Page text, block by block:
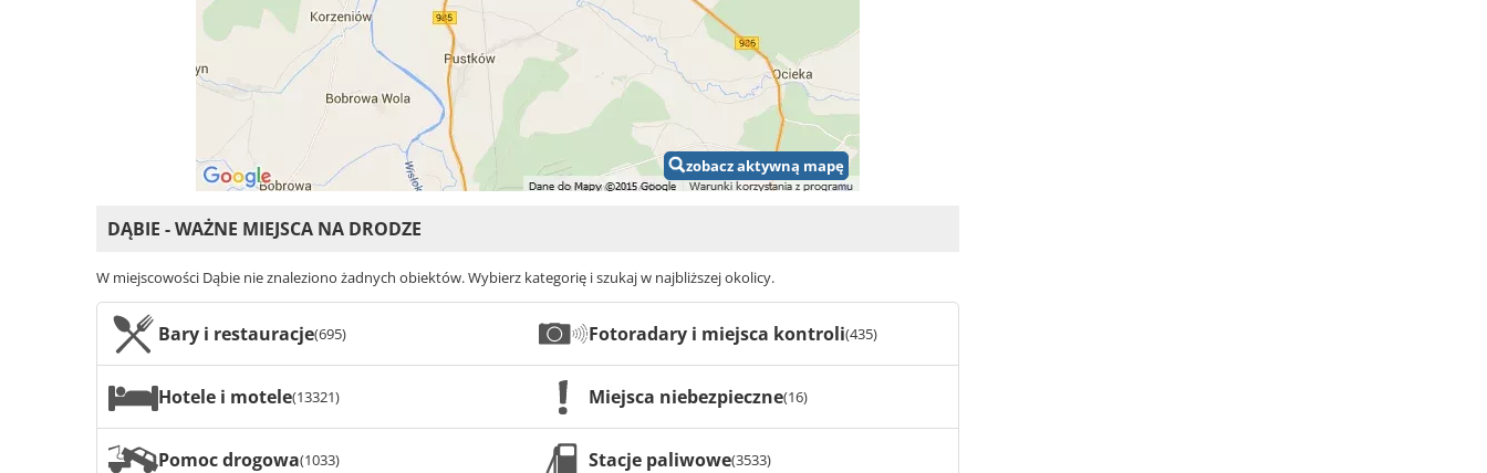
zobacz aktywną mapę
DĄBIE - WAŻNE MIEJSCA NA DRODZE
W miejscowości Dąbie nie znaleziono żadnych obiektów. Wybierz kategorię i szukaj w najbliższej okolicy.
Bary i restauracje(695) Fotoradary i miejsca kontroli(435)
Hotele i motele(13321) Miejsca niebezpieczne(16)
Pomoc drogowa(1033) Stacje paliwowe(3533)